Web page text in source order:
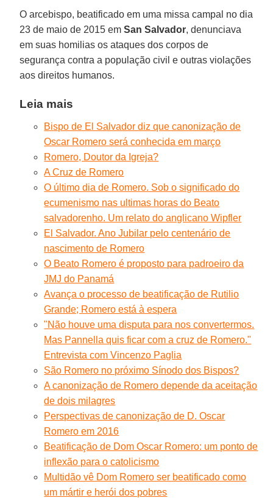
O arcebispo, beatificado em uma missa campal no dia
23 de maio de 2015 emSan Salvador, denunciava
em suas homilias os ataques dos corpos de
segurança contra a população civil e outras violações
aos direitos humanos.
Leia mais
Bispo de El Salvador diz que canonização de
Oscar Romero será conhecida em março
Romero, Doutor da Igreja?
A Cruz de Romero
O último dia de Romero. Sob o significado do
ecumenismo nas ultimas horas do Beato
salvadorenho. Um relato do anglicano Wipfler
El Salvador. Ano Jubilar pelo centenário de
nascimento de Romero
O Beato Romero é proposto para padroeiro da
JMJ do Panamá
Avança o processo de beatificação de Rutilio
Grande; Romero está à espera
"Não houve uma disputa para nos convertermos.
Mas Pannella quis ficar com a cruz de Romero."
Entrevista com Vincenzo Paglia
São Romero no próximo Sínodo dos Bispos?
A canonização de Romero depende da aceitação
de dois milagres
Perspectivas de canonização de D. Oscar
Romero em 2016
Beatificação de Dom Oscar Romero: um ponto de
inflexão para o catolicismo
Multidão vê Dom Romero ser beatificado como
um mártir e herói dos pobres